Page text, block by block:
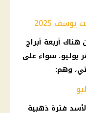
2025
توقعات بسنت يوسف 2025 أن هناك أربعة أبراج
سواء على
وهم:
فترة ذهبية